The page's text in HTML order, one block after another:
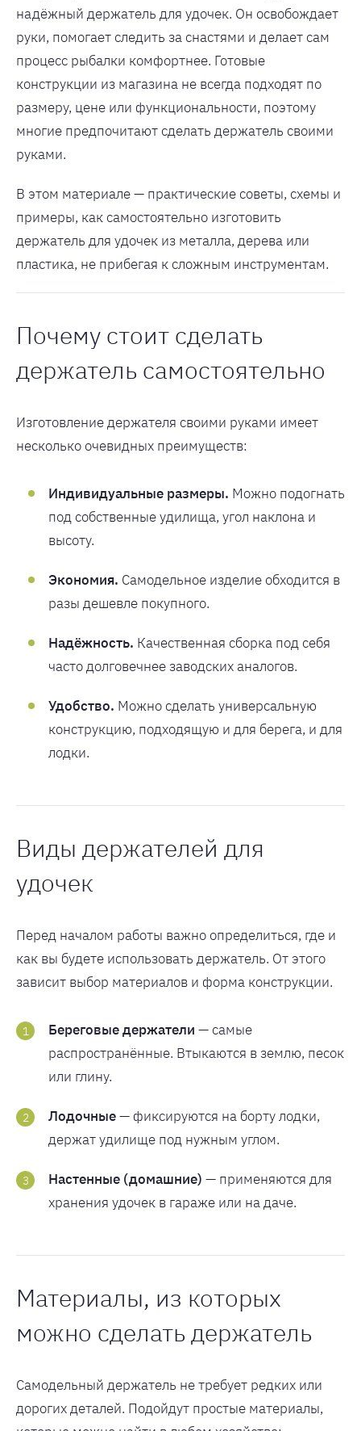
надёжный держатель для удочек. Он освобождает
руки, помогает следить за снастями и делает сам
процесс рыбалки комфортнее. Готовые
конструкции из магазина не всегда подходят по
размеру, цене или функциональности, поэтому
многие предпочитают сделать держатель своими
руками.
В этом материале — практические советы, схемы и
примеры, как самостоятельно изготовить
держатель для удочек из металла, дерева или
пластика, не прибегая к сложным инструментам.
Почему стоит сделать
держатель самостоятельно
Изготовление держателя своими руками имеет
несколько очевидных преимуществ:
Индивидуальные размеры. Можно подогнать
под собственные удилища, угол наклона и
высоту.
Экономия. Самодельное изделие обходится в
разы дешевле покупного.
Надёжность. Качественная сборка под себя
часто долговечнее заводских аналогов.
Удобство. Можно сделать универсальную
конструкцию, подходящую и для берега, и для
лодки.
Виды держателей для
удочек
Перед началом работы важно определиться, где и
как вы будете использовать держатель. От этого
зависит выбор материалов и форма конструкции.
Береговые держатели — самые
распространённые. Втыкаются в землю, песок
или глину.
Лодочные— фиксируются на борту лодки,
держат удилище под нужным углом.
Настенные (домашние) — применяются для
хранения удочек в гараже или на даче.
Материалы, из которых
можно сделать держатель
Самодельный держатель не требует редких или
дорогих деталей. Подойдут простые материалы,